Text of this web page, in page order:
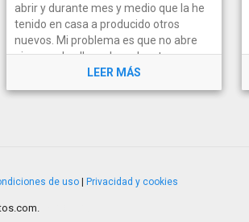
LEER MÁS
abrir y durante mes y medio que la he
tenido en casa a producido otros
nuevos. Mi problema es que no abre
ninguno de ellos, y hoy al cortar...
de uso Privacidad y cookies